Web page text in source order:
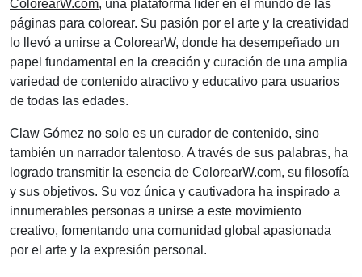
ColorearW.com, una plataforma líder en el mundo de las
páginas para colorear. Su pasión por el arte y la creatividad
lo llevó a unirse a ColorearW, donde ha desempeñado un
papel fundamental en la creación y curación de una amplia
variedad de contenido atractivo y educativo para usuarios
de todas las edades.
Claw Gómez no solo es un curador de contenido, sino
también un narrador talentoso. A través de sus palabras, ha
logrado transmitir la esencia de ColorearW.com, su filosofía
y sus objetivos. Su voz única y cautivadora ha inspirado a
innumerables personas a unirse a este movimiento
creativo, fomentando una comunidad global apasionada
por el arte y la expresión personal.